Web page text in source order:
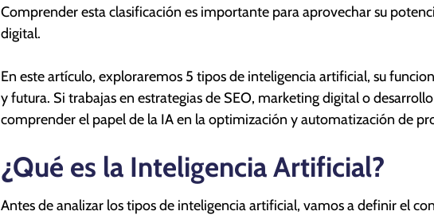
Comprender esta clasificación es importante para aprovechar su
digital.
En este artículo, exploraremos 5 tipos de inteligencia artificial, su
y futura. Si trabajas en estrategias de SEO, marketing digital o
comprender el papel de la IA en la optimización y automatización de
¿Qué es la Inteligencia Artificial?
Antes de analizar los tipos de inteligencia artificial, vamos a definir el